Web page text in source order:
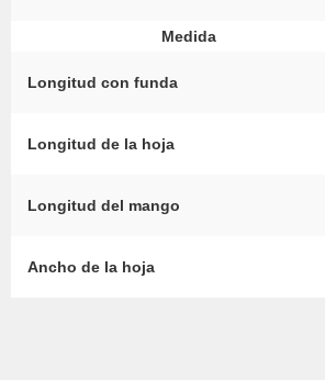
Medida
Longitud con funda
Longitud de la hoja
Longitud del mango
Ancho de la hoja